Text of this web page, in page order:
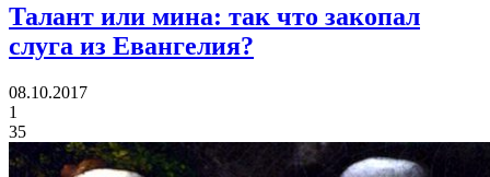
Талант или мина: так что закопал
слуга из Евангелия?
08.10.2017
1
35